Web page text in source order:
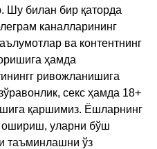
Шу билан бир қаторда
каналларининг
ва контентнинг
ҳамда
ривожланишига
секс ҳамда 18+
қаршимиз. Ёшларнинг
ошириш, уларни бўш
таъминлашни ўз